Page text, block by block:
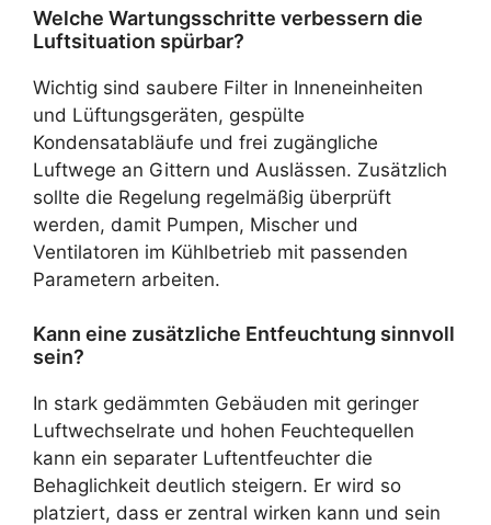
Welche Wartungsschritte verbessern die
Luftsituation spürbar?
Wichtig sind saubere Filter in Inneneinheiten
und Lüftungsgeräten, gespülte
Kondensatabläufe und frei zugängliche
Luftwege an Gittern und Auslässen. Zusätzlich
sollte die Regelung regelmäßig überprüft
werden, damit Pumpen, Mischer und
Ventilatoren im Kühlbetrieb mit passenden
Parametern arbeiten.
Kann eine zusätzliche Entfeuchtung sinnvoll
sein?
In stark gedämmten Gebäuden mit geringer
Luftwechselrate und hohen Feuchtequellen
kann ein separater Luftentfeuchter die
Behaglichkeit deutlich steigern. Er wird so
platziert, dass er zentral wirken kann und sein